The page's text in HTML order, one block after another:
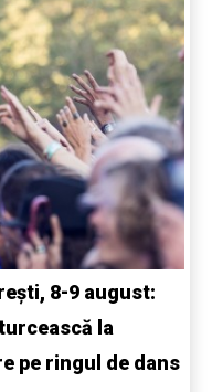
8-9 august:
la
pe ringul de dans